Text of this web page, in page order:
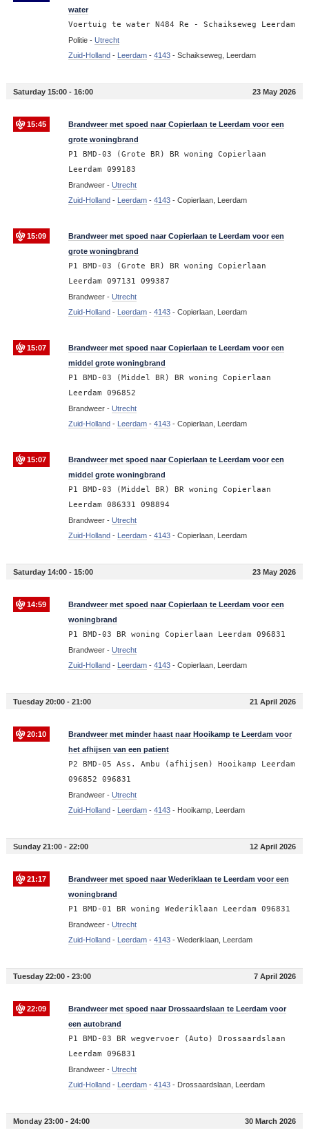
water
Voertuig te water N484 Re - Schaikseweg Leerdam
Politie - Utrecht
Zuid-Holland - Leerdam- 4143- Schaikseweg, Leerdam
Saturday 15:00 - 16:00 23 May 2026
15:45
Brandweer met spoed naar Copierlaan te Leerdam voor een
grote woningbrand
P1 BMD-03 (Grote BR) BR woning Copierlaan
Leerdam 099183
Brandweer - Utrecht
Zuid-Holland - Leerdam- 4143- Copierlaan, Leerdam
15:09
Brandweer met spoed naar Copierlaan te Leerdam voor een
grote woningbrand
P1 BMD-03 (Grote BR) BR woning Copierlaan
Leerdam 097131 099387
Brandweer - Utrecht
Zuid-Holland - Leerdam- 4143- Copierlaan, Leerdam
15:07
Brandweer met spoed naar Copierlaan te Leerdam voor een
middel grote woningbrand
P1 BMD-03 (Middel BR) BR woning Copierlaan
Leerdam 096852
Brandweer - Utrecht
Zuid-Holland - Leerdam- 4143- Copierlaan, Leerdam
15:07
Brandweer met spoed naar Copierlaan te Leerdam voor een
middel grote woningbrand
P1 BMD-03 (Middel BR) BR woning Copierlaan
Leerdam 086331 098894
Brandweer - Utrecht
Zuid-Holland - Leerdam- 4143- Copierlaan, Leerdam
Saturday 14:00 - 15:00 23 May 2026
14:59
Brandweer met spoed naar Copierlaan te Leerdam voor een
woningbrand
P1 BMD-03 BR woning Copierlaan Leerdam 096831
Brandweer - Utrecht
Zuid-Holland - Leerdam- 4143- Copierlaan, Leerdam
Tuesday 20:00 - 21:00 21 April 2026
20:10
Brandweer met minder haast naar Hooikamp te Leerdam voor
het afhijsen van een patient
P2 BMD-05 Ass. Ambu (afhijsen) Hooikamp Leerdam
096852 096831
Brandweer - Utrecht
Zuid-Holland - Leerdam- 4143- Hooikamp, Leerdam
Sunday 21:00 - 22:00 12 April 2026
21:17
Brandweer met spoed naar Wederiklaan te Leerdam voor een
woningbrand
P1 BMD-01 BR woning Wederiklaan Leerdam 096831
Brandweer - Utrecht
Zuid-Holland - Leerdam- 4143- Wederiklaan, Leerdam
Tuesday 22:00 - 23:00 7 April 2026
22:09
Brandweer met spoed naar Drossaardslaan te Leerdam voor
een autobrand
P1 BMD-03 BR wegvervoer (Auto) Drossaardslaan
Leerdam 096831
Brandweer - Utrecht
Zuid-Holland - Leerdam- 4143- Drossaardslaan, Leerdam
Monday 23:00 - 24:00 30 March 2026